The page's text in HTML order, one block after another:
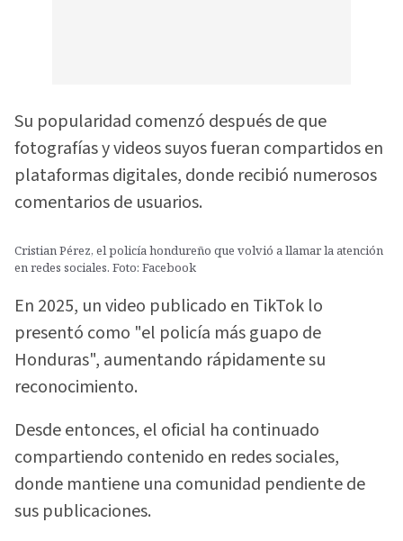
Su popularidad comenzó después de que
fotografías y videos suyos fueran compartidos en
plataformas digitales, donde recibió numerosos
comentarios de usuarios.
Cristian Pérez, el policía hondureño que volvió a llamar la atención
en redes sociales. Foto: Facebook
En 2025, un video publicado en TikTok lo
presentó como "el policía más guapo de
Honduras", aumentando rápidamente su
reconocimiento.
Desde entonces, el oficial ha continuado
compartiendo contenido en redes sociales,
donde mantiene una comunidad pendiente de
sus publicaciones.